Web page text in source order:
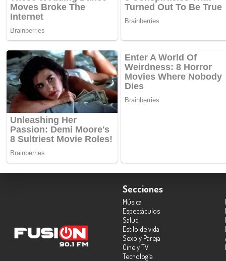
Secciones
Música
Espectáculos
Salud
Estilo de vida
Sexo y Pareja
Cine y TV
Tecnología